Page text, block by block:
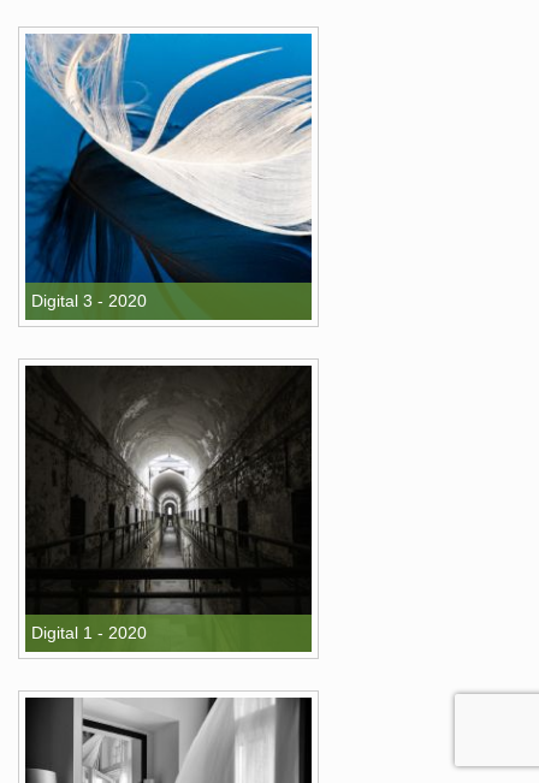
Digital 3 - 2020
Digital 1 - 2020